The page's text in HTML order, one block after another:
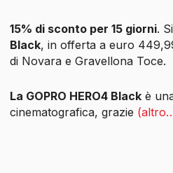
15% di sconto per 15 giorni.
Black, in offerta a euro
di Novara e Gravellona Toce.
La GOPRO HERO4 Black è
cinematografica, grazie